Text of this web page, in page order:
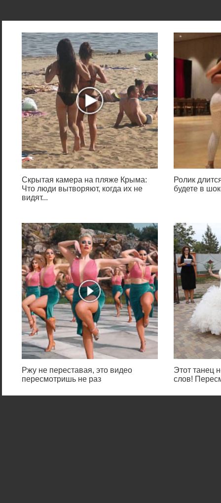
Скрытая камера на пляже Крыма:
Что люди вытворяют, когда их не
видят...
Ролик
будете в
Ржу не переставая, это видео
пересмотришь не раз
Этот танец
слов!